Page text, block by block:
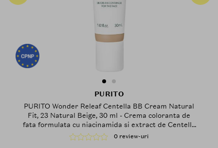
PURITO
PURITO Wonder Releaf Centella BB Cream Natural
Fit, 23 Natural Beige, 30 ml - Crema coloranta de
fata formulata cu niacinamida si extract de Centella
Asiatica, care contribuie la uniformizarea aspectului
tenului si la mentinerea confortului pielii
0 review-uri